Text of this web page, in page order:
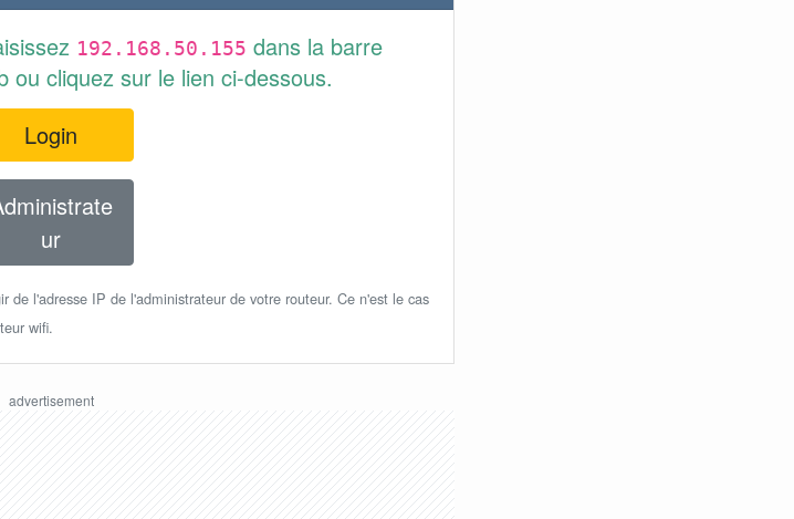
192.168.50.155 dans la barre
cliquez sur le lien ci-dessous.
Login
ur
de l'adresse IP de l'administrateur de votre routeur. Ce n'est le cas
wifi.